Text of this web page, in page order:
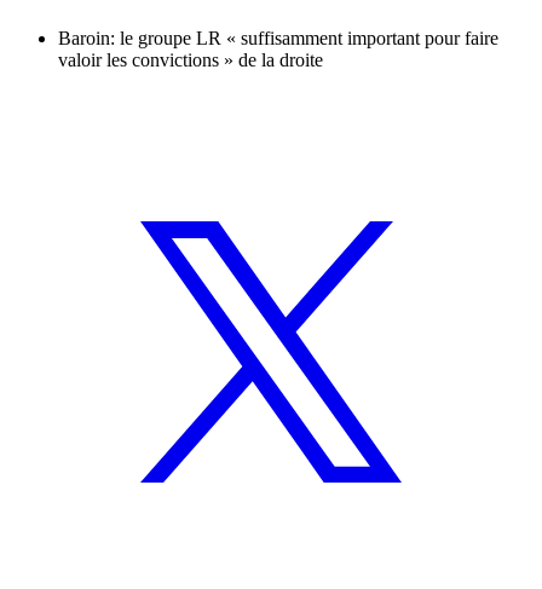
Baroin: le groupe LR « suffisamment important pour faire
valoir les convictions » de la droite